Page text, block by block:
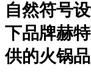
自然符号
下品牌赫
供的火锅品